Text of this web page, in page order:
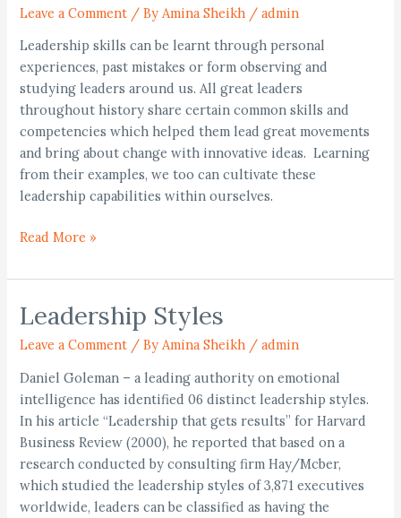
Leave a Comment /By Amina Sheikh /admin
Leadership skills can be learnt through personal
experiences, past mistakes or form observing and
studying leaders around us. All great leaders
throughout history share certain common skills and
competencies which helped them lead great movements
and bring about change with innovative ideas. Learning
from their examples, we too can cultivate these
leadership capabilities within ourselves.
from
Leaders
Read More »
Leadership Styles
Leave a Comment /By Amina Sheikh /admin
Daniel Goleman – a leading authority on emotional
intelligence has identified 06 distinct leadership styles.
In his article “Leadership that gets results” for Harvard
Business Review (2000), he reported that based on a
research conducted by consulting firm Hay/Mcber,
which studied the leadership styles of 3,871 executives
worldwide, leaders can be classified as having the
Leadership
Styles